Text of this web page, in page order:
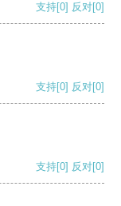
支持[0] 反对[0]
支持[0] 反对[0]
支持[0] 反对[0]